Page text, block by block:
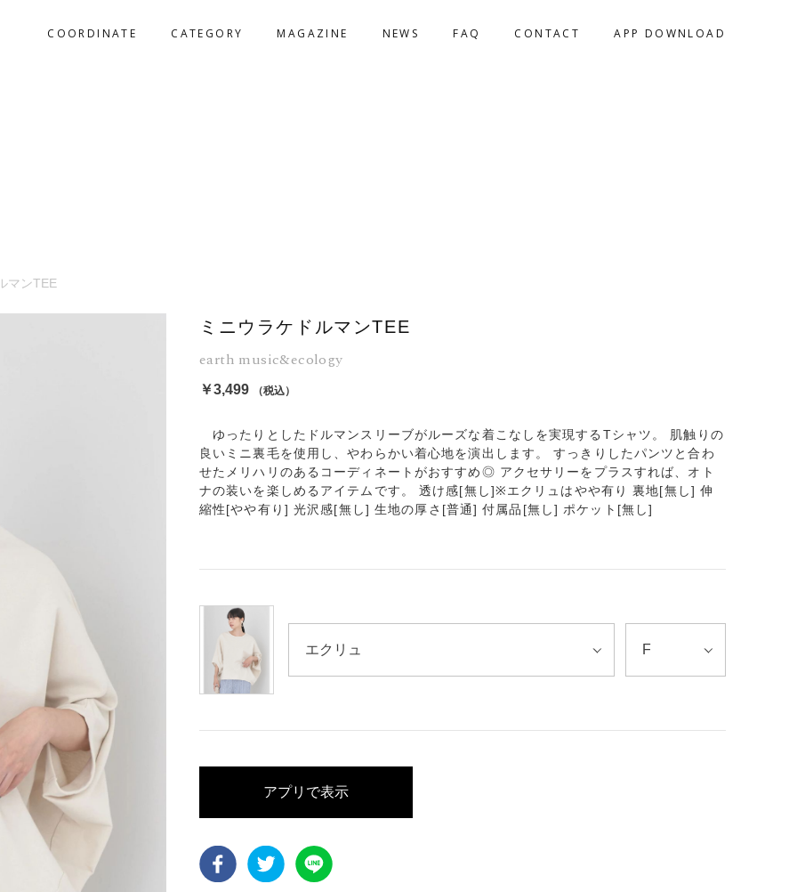
COORDINATE CATEGORY MAGAZINE NEWS FAQ CONTACT APP DOWNLOAD
マンTEE
ミニウラケドルマンTEE
earth music&ecology
￥3,499 （税込）
ゆったりとしたドルマンスリーブがルーズな着こなしを実現するTシャツ。 肌触りの
良いミニ裏毛を使用し、やわらかい着心地を演出します。 すっきりしたパンツと合わ
せたメリハリのあるコーディネートがおすすめ◎ アクセサリーをプラスすれば、オト
ナの装いを楽しめるアイテムです。 透け感[無し]※エクリュはやや有り 裏地[無し] 伸
縮性[やや有り] 光沢感[無し] 生地の厚さ[普通] 付属品[無し] ポケット[無し]
アプリで表示
Facebook Twitter